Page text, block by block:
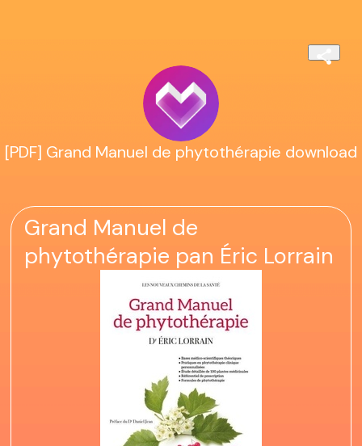
[PDF] Grand Manuel de phytothérapie download
Grand Manuel de
phytothérapie pan Éric Lorrain